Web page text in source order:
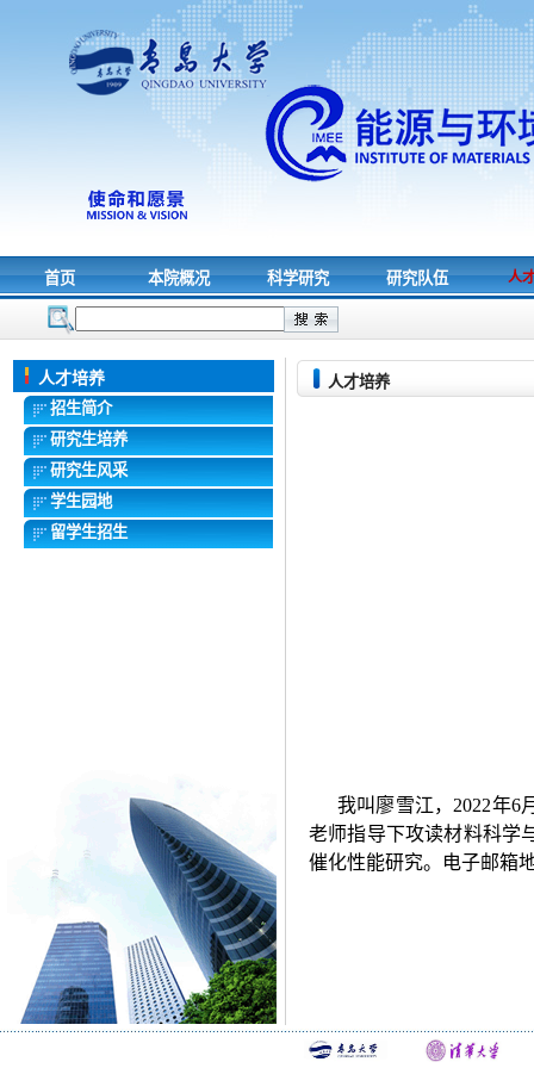
首页 本院概况 科学研究 研究队伍 人
人才培养
招生简介
研究生培养
研究生风采
学生园地
留学生招生
人才培养
我叫廖雪江， 2022年6
老师指导下攻读材料科学
催化性能研究。电子邮箱